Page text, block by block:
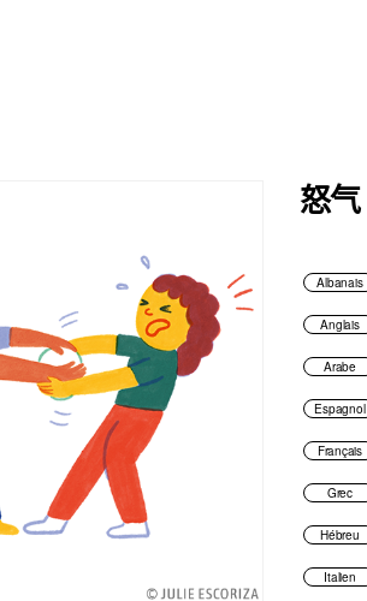
怒气
Albanais
Anglais
Arabe
Espagnol
Français
Grec
Hébreu
Italien